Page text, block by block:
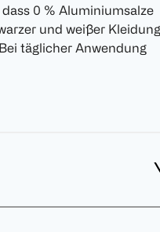
0 % Aluminiumsalze
und weißer Kleidung
täglicher Anwendung